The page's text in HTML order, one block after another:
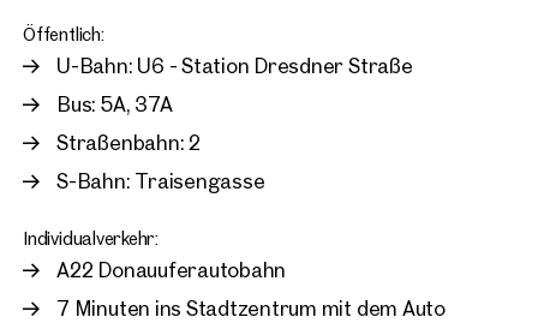
Öffentlich:
U-Bahn: U6 - Station Dresdner Straße
Bus: 5A, 37A
Straßenbahn: 2
S-Bahn: Traisengasse
Individualverkehr:
A22 Donauuferautobahn
7 Minuten ins Stadtzentrum mit dem Auto